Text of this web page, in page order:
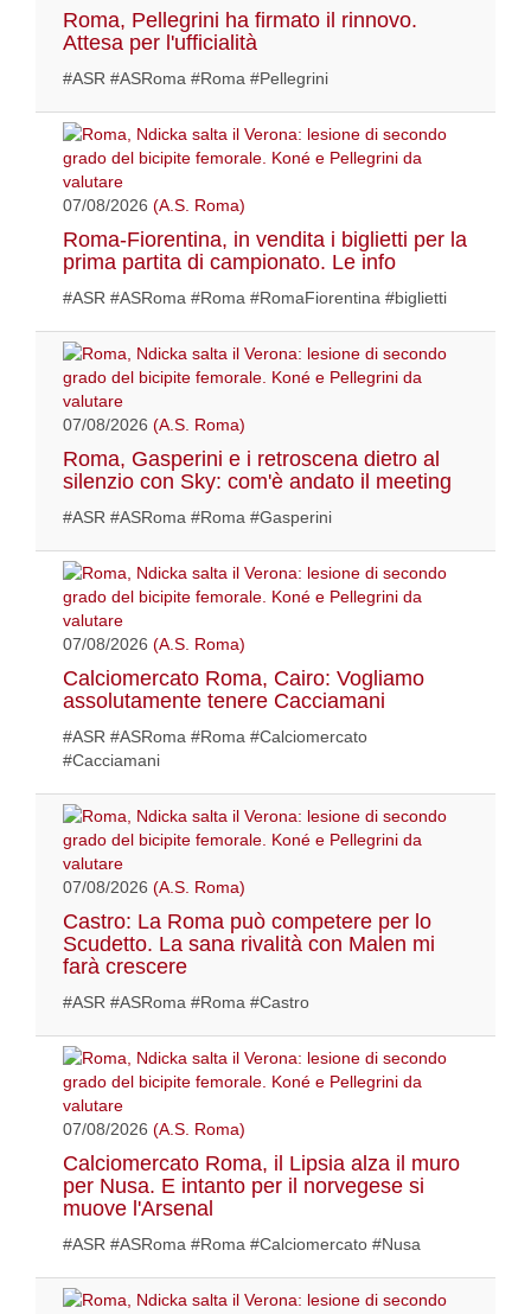
Roma, Pellegrini ha firmato il rinnovo.
Attesa per l'ufficialità
#ASR #ASRoma #Roma #Pellegrini
07/08/2026 (A.S. Roma)
Roma-Fiorentina, in vendita i biglietti per la
prima partita di campionato. Le info
#ASR #ASRoma #Roma #RomaFiorentina #biglietti
07/08/2026 (A.S. Roma)
Roma, Gasperini e i retroscena dietro al
silenzio con Sky: com'è andato il meeting
#ASR #ASRoma #Roma #Gasperini
07/08/2026 (A.S. Roma)
Calciomercato Roma, Cairo: Vogliamo
assolutamente tenere Cacciamani
#ASR #ASRoma #Roma #Calciomercato
#Cacciamani
07/08/2026 (A.S. Roma)
Castro: La Roma può competere per lo
Scudetto. La sana rivalità con Malen mi
farà crescere
#ASR #ASRoma #Roma #Castro
07/08/2026 (A.S. Roma)
Calciomercato Roma, il Lipsia alza il muro
per Nusa. E intanto per il norvegese si
muove l'Arsenal
#ASR #ASRoma #Roma #Calciomercato #Nusa